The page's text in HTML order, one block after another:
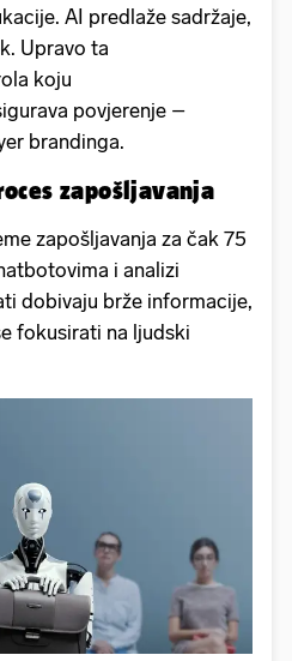
AI predlaže sadržaje,
Upravo ta
koju
povjerenje –
brandinga.
zapošljavanja
zapošljavanja za čak 75
i analizi
dobivaju brže informacije,
fokusirati na ljudski